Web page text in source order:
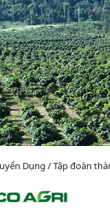
Dụng / Tập đoàn